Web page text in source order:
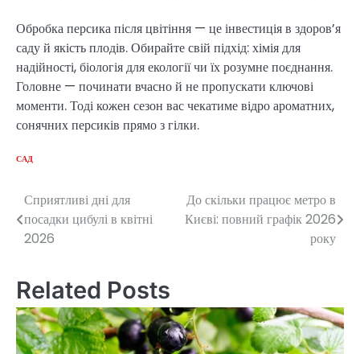
Обробка персика після цвітіння — це інвестиція в здоров’я
саду й якість плодів. Обирайте свій підхід: хімія для
надійності, біологія для екології чи їх розумне поєднання.
Головне — починати вчасно й не пропускати ключові
моменти. Тоді кожен сезон вас чекатиме відро ароматних,
сонячних персиків прямо з гілки.
САД
Post
navigation
Сприятливі дні для
посадки цибулі в квітні
2026
До скільки працює метро в
Києві: повний графік 2026
року
Related Posts